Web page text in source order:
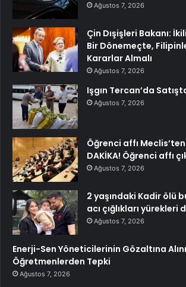
Ağustos 7, 2026
Çin Dışişleri Bakanı:
Bir Dönemeçte,
Kararlar Almalı
Ağustos 7, 2026
Işgın Tercan’da
Ağustos 7, 2026
Öğrenci affı
DAKİKA! Öğrenci affı
Ağustos 7, 2026
2 yaşındaki Kadir ölü
acı çığlıkları yürekleri
Ağustos 7, 2026
Enerji-Sen Yöneticilerinin Gözaltına
Öğretmenlerden Tepki
Ağustos 7, 2026